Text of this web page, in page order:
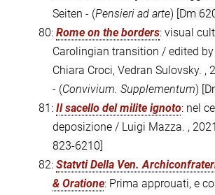
Seiten - (Pensieri ad arte) [Dm
80: Rome on the borders: visual
Carolingian transition / edited
Chiara Croci, Vedran Sulovsky. ,
- (Convivium. Supplementum)
81: Il sacello del milite ignoto: nel
deposizione / Luigi Mazza. ,
823-6210]
82: Statvti Della Ven.
& Oratione: Prima approuati, e